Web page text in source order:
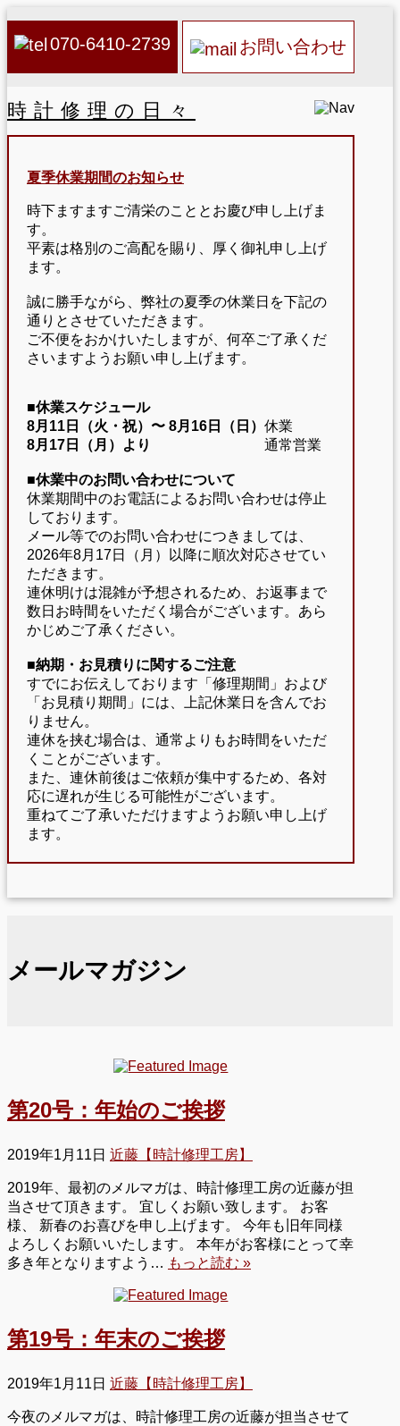
070-6410-2739 お問い合わせ
時計修理の日々
夏季休業期間のお知らせ
時下ますますご清栄のこととお慶び申し上げま
す。
平素は格別のご高配を賜り、厚く御礼申し上げ
ます。
誠に勝手ながら、弊社の夏季の休業日を下記の
通りとさせていただきます。
ご不便をおかけいたしますが、何卒ご了承くだ
さいますようお願い申し上げます。
■休業スケジュール
8月11日（火・祝）〜 8月16日（日） 休業
8月17日（月）より
通常営業
■休業中のお問い合わせについて
休業期間中のお電話によるお問い合わせは停止
しております。
メール等でのお問い合わせにつきましては、
2026年8月17日（月）以降に順次対応させてい
ただきます。
連休明けは混雑が予想されるため、お返事まで
数日お時間をいただく場合がございます。あら
かじめご了承ください。
■納期・お見積りに関するご注意
すでにお伝えしております「修理期間」および
「お見積り期間」には、上記休業日を含んでお
りません。
連休を挟む場合は、通常よりもお時間をいただ
くことがございます。
また、連休前後はご依頼が集中するため、各対
応に遅れが生じる可能性がございます。
重ねてご了承いただけますようお願い申し上げ
ます。
メールマガジン
第20号：年始のご挨拶
2019年1月11日 近藤【時計修理工房】
2019年、最初のメルマガは、時計修理工房の近藤が担
当させて頂きます。 宜しくお願い致します。 お客
様、 新春のお喜びを申し上げます。 今年も旧年同様
よろしくお願いいたします。 本年がお客様にとって幸
多き年となりますよう… もっと読む »
第19号：年末のご挨拶
2019年1月11日 近藤【時計修理工房】
今夜のメルマガは、時計修理工房の近藤が担当させて